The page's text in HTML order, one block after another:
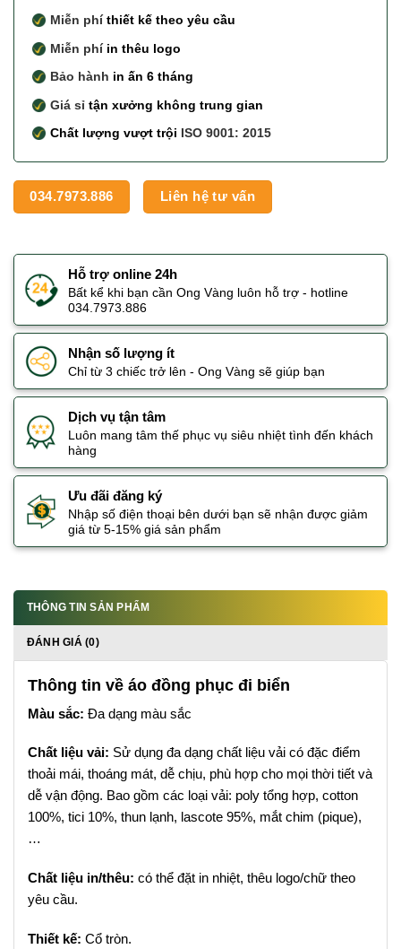
Miễn phíthiết kế theo yêu cầu
Miễn phíin thêu logo
Bảo hành in ấn 6 tháng
Giá sỉtận xưởng không trung gian
Chất lượng vượt trội ISO 9001: 2015
034.7973.886 Liên hệ tư vấn
Hỗ trợ online 24h
Bất kể khi bạn cần Ong Vàng luôn hỗ trợ - hotline
034.7973.886
Nhận số lượng ít
Chỉ từ 3 chiếc trở lên - Ong Vàng sẽ giúp bạn
Dịch vụ tận tâm
Luôn mang tâm thế phục vụ siêu nhiệt tình đến khách
hàng
Ưu đãi đăng ký
Nhập số điện thoại bên dưới bạn sẽ nhận được giảm
giá từ 5-15% giá sản phẩm
THÔNG TIN SẢN PHẨM
ĐÁNH GIÁ (0)
Thông tin về áo đồng phục đi biển
Màu sắc: Đa dạng màu sắc
Chất liệu vải: Sử dụng đa dạng chất liệu vải có đặc điểm
thoải mái, thoáng mát, dễ chịu, phù hợp cho mọi thời tiết và
dễ vận động. Bao gồm các loại vải: poly tổng hợp, cotton
100%, tici 10%, thun lạnh, lascote 95%, mắt chim (pique),
…
Chất liệu in/thêu: có thể đặt in nhiệt, thêu logo/chữ theo
yêu cầu.
Thiết kế: Cổ tròn.